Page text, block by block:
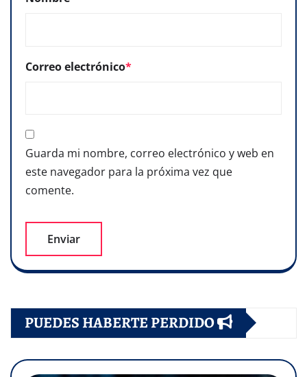
Correo electrónico*
Guarda mi nombre, correo electrónico y web en
este navegador para la próxima vez que
comente.
PUEDES HABERTE PERDIDO